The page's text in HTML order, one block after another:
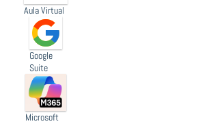
Aula Virtual
Google
Suite
Microsoft